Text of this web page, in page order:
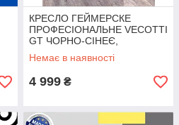
КРЕСЛО ГЕЙМЕРСКЕ
ПРОФЕСІОНАЛЬНЕ VECOTTI
GT ЧОРНО-СІНЕЄ,
НОВИНКА 2021
Немає в наявності
4 999 ₴